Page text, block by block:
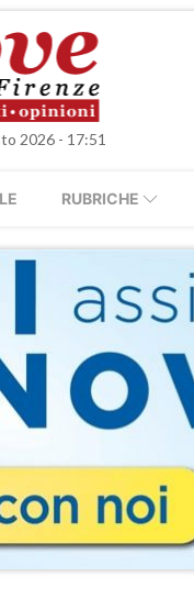
2026 - 17:51
RUBRICHE